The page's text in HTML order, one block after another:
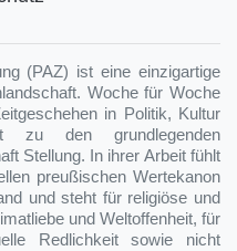
(PAZ) ist eine einzigartige
Woche für Woche
in Politik, Kultur
zu den grundlegenden
Stellung. In ihrer Arbeit fühlt
preußischen Wertekanon
und steht für religiöse und
und Weltoffenheit, für
Redlichkeit sowie nicht